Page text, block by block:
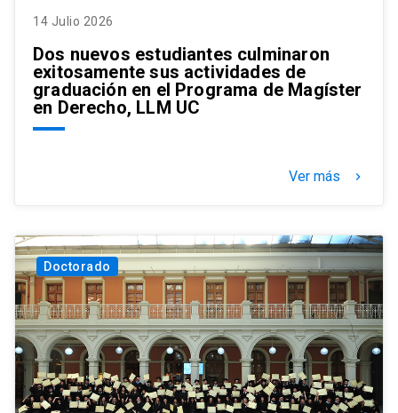
14 Julio 2026
Dos nuevos estudiantes culminaron
exitosamente sus actividades de
graduación en el Programa de Magíster
en Derecho, LLM UC
Ver más keyboard_arrow_right
Doctorado